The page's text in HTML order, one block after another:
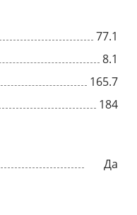
77.1
8.1
165.7
184
Да